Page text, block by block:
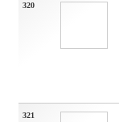
320
321